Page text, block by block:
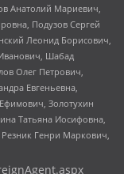
Анатолий Мариевич,
Подузов Сергей
Леонид Борисович,
Шабад
Олег Петрович,
Евгеньевна,
Золотухин
Татьяна Иосифовна,
Генри Маркович,